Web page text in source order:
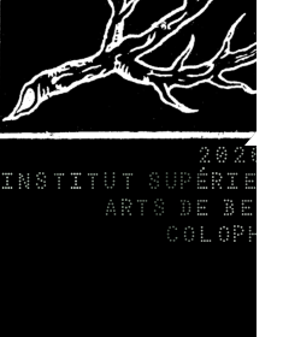
2026
INSTITUT
ARTS DE